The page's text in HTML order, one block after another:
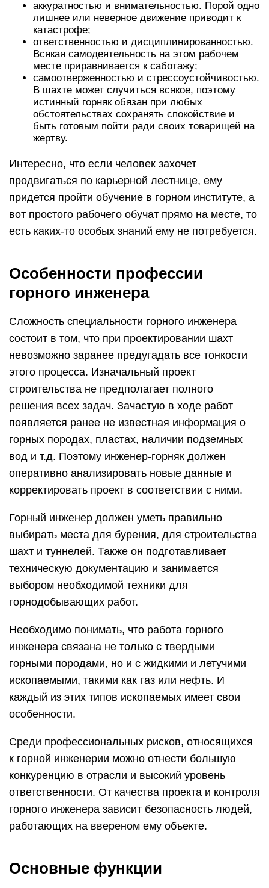
аккуратностью и внимательностью. Порой одно
лишнее или неверное движение приводит к
катастрофе;
ответственностью и дисциплинированностью.
Всякая самодеятельность на этом рабочем
месте приравнивается к саботажу;
самоотверженностью и стрессоустойчивостью.
В шахте может случиться всякое, поэтому
истинный горняк обязан при любых
обстоятельствах сохранять спокойствие и
быть готовым пойти ради своих товарищей на
жертву.
Интересно, что если человек захочет
продвигаться по карьерной лестнице, ему
придется пройти обучение в горном институте, а
вот простого рабочего обучат прямо на месте, то
есть каких-то особых знаний ему не потребуется.
Особенности профессии
горного инженера
Сложность специальности горного инженера
состоит в том, что при проектировании шахт
невозможно заранее предугадать все тонкости
этого процесса. Изначальный проект
строительства не предполагает полного
решения всех задач. Зачастую в ходе работ
появляется ранее не известная информация о
горных породах, пластах, наличии подземных
вод и т.д. Поэтому инженер-горняк должен
оперативно анализировать новые данные и
корректировать проект в соответствии с ними.
Горный инженер должен уметь правильно
выбирать места для бурения, для строительства
шахт и туннелей. Также он подготавливает
техническую документацию и занимается
выбором необходимой техники для
горнодобывающих работ.
Необходимо понимать, что работа горного
инженера связана не только с твердыми
горными породами, но и с жидкими и летучими
ископаемыми, такими как газ или нефть. И
каждый из этих типов ископаемых имеет свои
особенности.
Среди профессиональных рисков, относящихся
к горной инженерии можно отнести большую
конкуренцию в отрасли и высокий уровень
ответственности. От качества проекта и контроля
горного инженера зависит безопасность людей,
работающих на ввереном ему объекте.
Основные функции